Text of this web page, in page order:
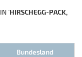
IN 'HIRSCHEGG-PACK,
Bundesland